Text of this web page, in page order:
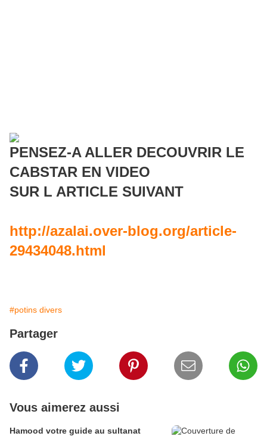
PENSEZ-A ALLER DECOUVRIR LE
CABSTAR EN VIDEO
SUR L ARTICLE SUIVANT
http://azalai.over-blog.org/article-
29434048.html
#potins divers
Partager
Vous aimerez aussi
Hamood votre guide au sultanat